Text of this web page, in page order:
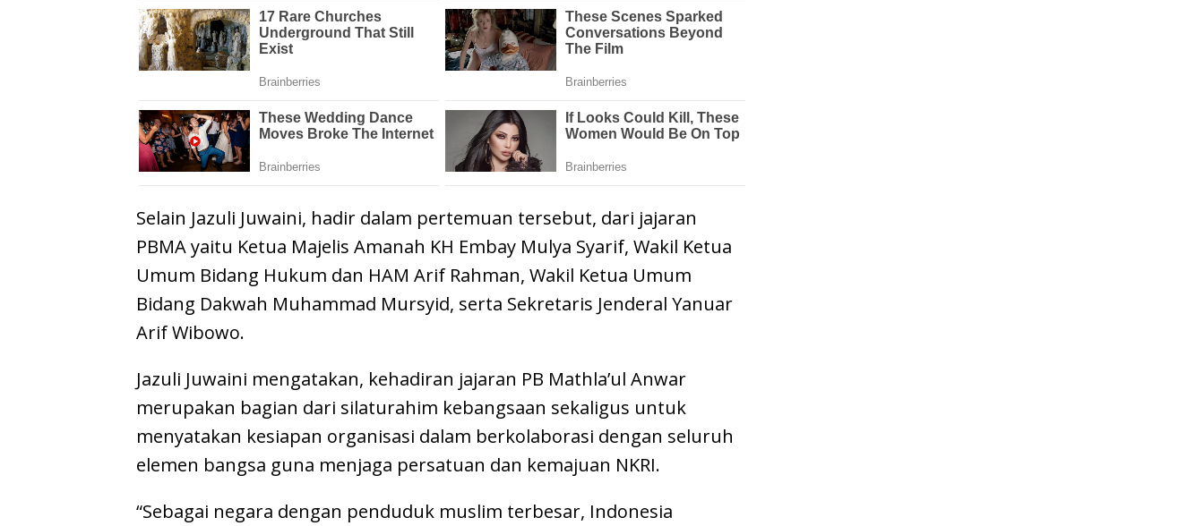
Selain Jazuli Juwaini, hadir dalam pertemuan tersebut, dari jajaran
PBMA yaitu Ketua Majelis Amanah KH Embay Mulya Syarif, Wakil Ketua
Umum Bidang Hukum dan HAM Arif Rahman, Wakil Ketua Umum
Bidang Dakwah Muhammad Mursyid, serta Sekretaris Jenderal Yanuar
Arif Wibowo.
Jazuli Juwaini mengatakan, kehadiran jajaran PB Mathla’ul Anwar
merupakan bagian dari silaturahim kebangsaan sekaligus untuk
menyatakan kesiapan organisasi dalam berkolaborasi dengan seluruh
elemen bangsa guna menjaga persatuan dan kemajuan NKRI.
“Sebagai negara dengan penduduk muslim terbesar, Indonesia